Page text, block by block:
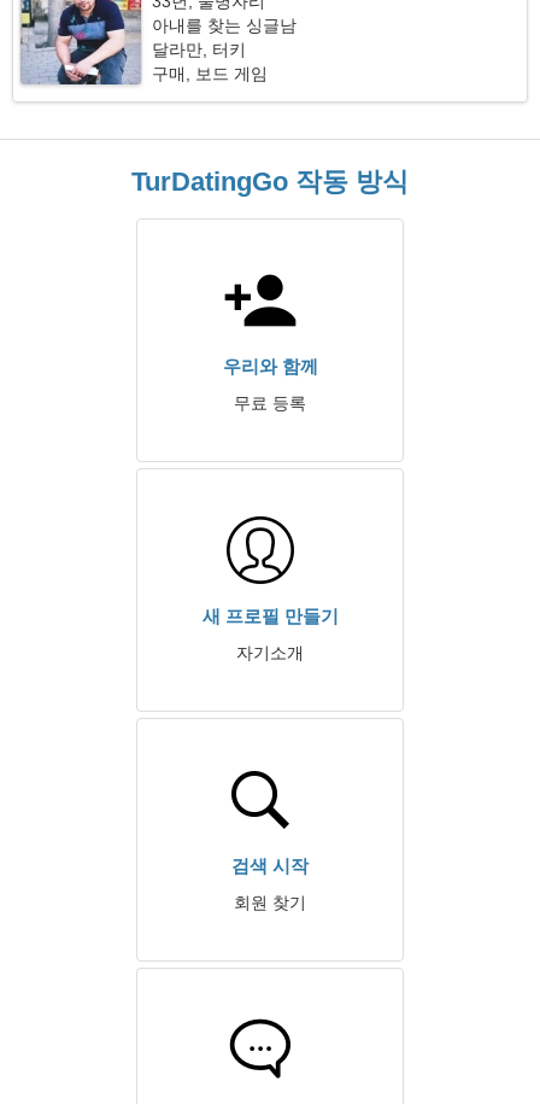
아내를 찾는 싱글남
달라만, 터키
구매, 보드 게임
TurDatingGo 작동 방식
우리와 함께
무료 등록
새 프로필 만들기
자기소개
검색 시작
회원 찾기